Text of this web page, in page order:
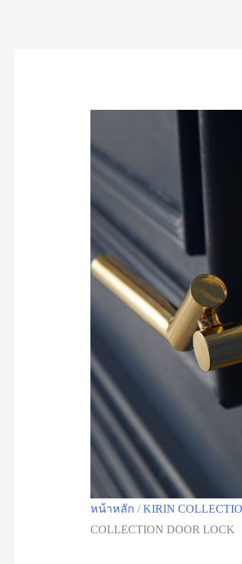
หน้าหลัก /KIRIN
COLLECTION DOOR LOCK